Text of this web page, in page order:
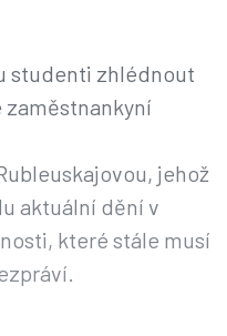
studenti zhlédnout
zaměstnankyní
jehož
aktuální dění v
které stále musí